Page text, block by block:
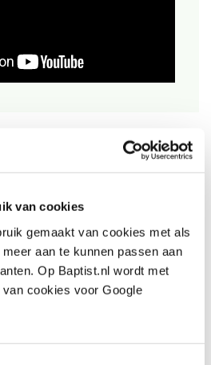
van cookies
gemaakt van cookies met als
aan te kunnen passen aan
Op Baptist.nl wordt met
cookies voor Google
Coronet Herald
30851
incl. btw
btw